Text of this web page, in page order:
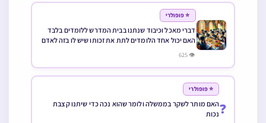
⭐ פופולרי
דברי מאכל וכיבוד שנתנו בבית המדרש ללומדים בלבד
האם יכול אחד הלומדים לתת את זכותו שיש לו בזה לאדם
👁 625
❓
⭐ פופולרי
האם מותר לשקר בממשלה ולומר שהוא נכה כדי שיתנו קצבת
נכות